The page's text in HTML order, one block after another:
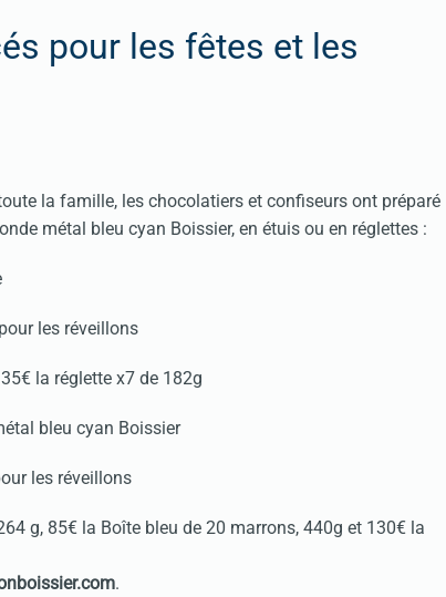
pour les fêtes et les
la famille, les chocolatiers et confiseurs ont préparé
métal bleu cyan Boissier, en étuis ou en réglettes :
la réglette x7 de 182g
bleu cyan Boissier
g, 85€ la Boîte bleu de 20 marrons, 440g et 130€ la
.